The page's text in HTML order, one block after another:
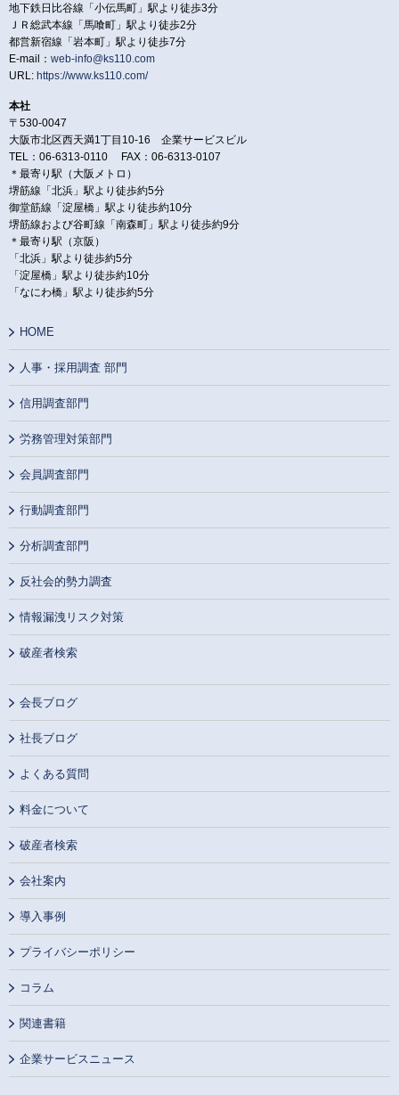
地下鉄日比谷線「小伝馬町」駅より徒歩3分
ＪＲ総武本線「馬喰町」駅より徒歩2分
都営新宿線「岩本町」駅より徒歩7分
E-mail： web-info@ks110.com
URL: https://www.ks110.com/
本社
〒530-0047
大阪市北区西天満1丁目10-16 企業サービスビル
TEL：06-6313-0110 FAX：06-6313-0107
＊最寄り駅（大阪メトロ）
堺筋線「北浜」駅より徒歩約5分
御堂筋線「淀屋橋」駅より徒歩約10分
堺筋線および谷町線「南森町」駅より徒歩約9分
＊最寄り駅（京阪）
「北浜」駅より徒歩約5分
「淀屋橋」駅より徒歩約10分
「なにわ橋」駅より徒歩約5分
HOME
人事・採用調査 部門
信用調査部門
労務管理対策部門
会員調査部門
行動調査部門
分析調査部門
反社会的勢力調査
情報漏洩リスク対策
破産者検索
会長ブログ
社長ブログ
よくある質問
料金について
破産者検索
会社案内
導入事例
プライバシーポリシー
コラム
関連書籍
企業サービスニュース